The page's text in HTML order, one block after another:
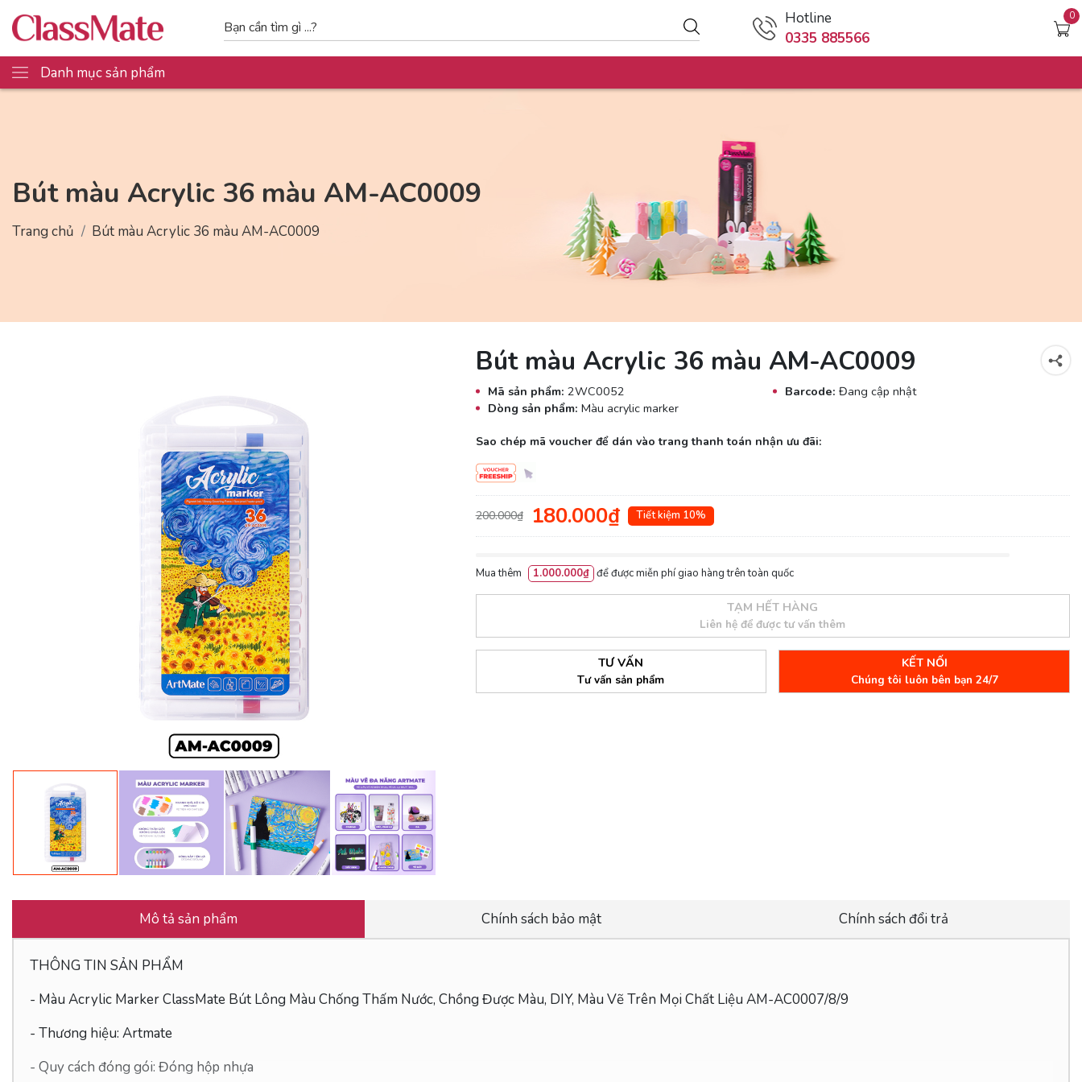
Hotline
0335 885566
0
Danh mục sản phẩm
Bút màu Acrylic 36 màu AM-AC0009
Trang chủ Bút màu Acrylic 36 màu AM-AC0009
Bút màu Acrylic 36 màu AM-AC0009
Mã sản phẩm: 2WC0052 Barcode: Đang cập nhật
Dòng sản phẩm: Màu acrylic marker
Sao chép mã voucher để dán vào trang thanh toán nhận ưu đãi:
200.000₫ 180.000₫ Tiết kiệm 10%
Mua thêm 1.000.000₫ để được miễn phí giao hàng trên toàn quốc
TẠM HẾT HÀNG
Liên hệ để được tư vấn thêm
TƯ VẤN
Tư vấn sản phẩm
KẾT NỐI
Chúng tôi luôn bên bạn 24/7
Mô tả sản phẩm Chính sách bảo mật Chính sách đổi trả
THÔNG TIN SẢN PHẨM
- Màu Acrylic Marker ClassMate Bút Lông Màu Chống Thấm Nước, Chồng Được Màu, DIY, Màu Vẽ Trên Mọi Chất Liệu AM-AC0007/8/9
- Thương hiệu: Artmate
- Quy cách đóng gói: Đóng hộp nhựa